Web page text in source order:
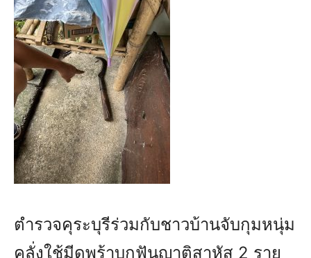
ตำรวจคุระบุรีร่วมกับชาวบ้านจับกุมหนุ่ม
คลั่งใช้มีดพร้าบุกฟันญาติสาหัส 2 ราย